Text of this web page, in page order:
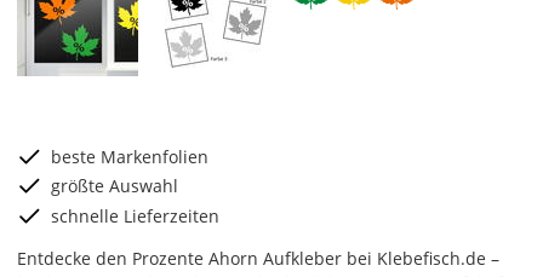
beste Markenfolien
größte Auswahl
schnelle Lieferzeiten
Entdecke den Prozente Ahorn Aufkleber bei Klebefisch.de –